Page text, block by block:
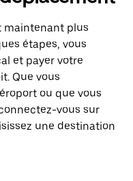
maintenant plus
étapes, vous
et payer votre
Que vous
ou que vous
vous sur
une destination